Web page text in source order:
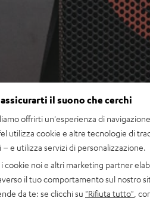
assicurarti il suono che cerchi
offrirti un'esperienza di
utilizza cookie e altre tecnologie di
– e utilizza servizi di personalizzazione.
cookie noi e altri marketing partner
il tuo comportamento sul nostro
da te: se clicchi su "Rifiuta tutto" ,